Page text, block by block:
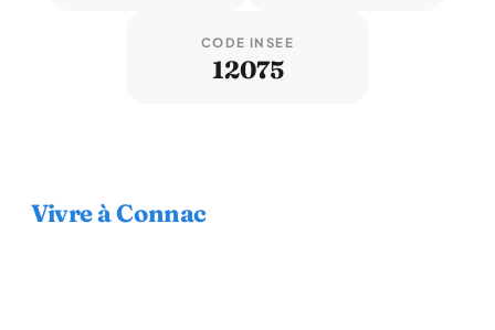
CODE INSEE
12075
Vivre à Connac